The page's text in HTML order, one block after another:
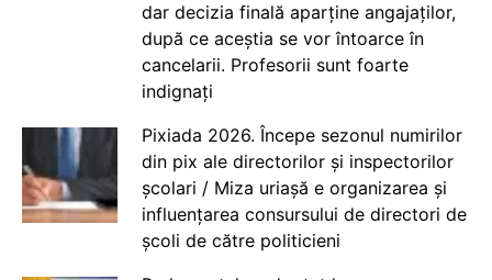
dar decizia finală aparține angajaților,
după ce aceștia se vor întoarce în
cancelarii. Profesorii sunt foarte
indignați
Pixiada 2026. Începe sezonul numirilor
din pix ale directorilor și inspectorilor
școlari / Miza uriașă e organizarea și
influențarea consursului de directori de
școli de către politicieni